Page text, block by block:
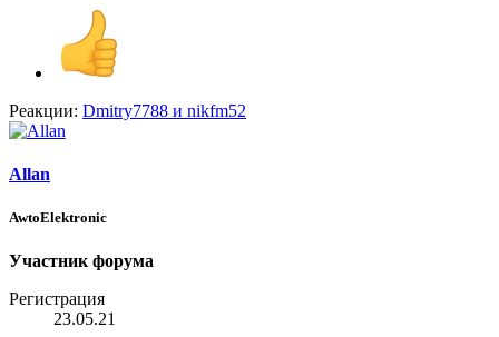
Реакции: Dmitry7788 и nikfm52
Allan
AwtoElektronic
Участник форума
Регистрация
23.05.21